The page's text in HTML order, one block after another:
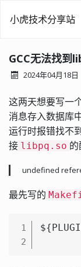
小虎技术分享站
GCC无法找到
2024年04月18日
这两天想要写一
消息存入数据库中
运行时报错找不
接 libpq.so
undefined
最先写的
1
2